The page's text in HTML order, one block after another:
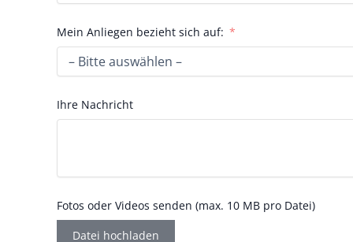
Mein Anliegen bezieht sich auf:
Ihre Nachricht
Fotos oder Videos senden (max. 10 MB pro Datei)
Datei hochladen